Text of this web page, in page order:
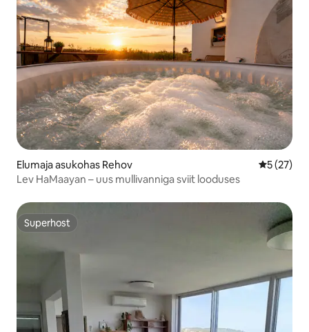
Elumaja asukohas Rehov Keskmine
5 (27)
Lev HaMaayan – uus mullivanniga sviit looduses
Superhost
Superhost